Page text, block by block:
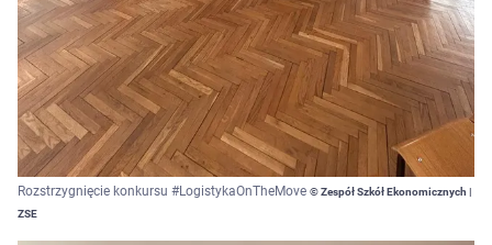
Rozstrzygnięcie konkursu #LogistykaOnTheMove © Zespół Szkół Ekonomicznych |
ZSE